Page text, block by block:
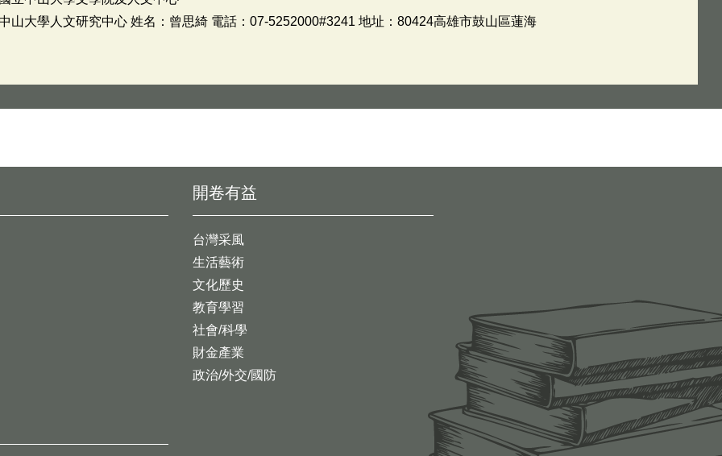
山大學人文研究中心 姓名：曾思綺 電話：07-5252000#3241 地址：80424高雄市鼓山區蓮海
開卷有益
台灣采風
生活藝術
文化歷史
教育學習
社會/科學
財金產業
政治/外交/國防